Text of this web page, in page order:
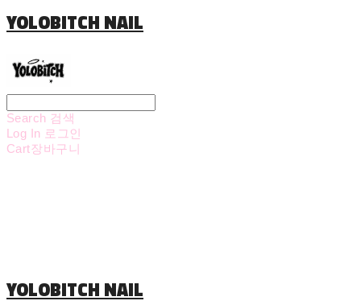
YOLOBITCH NAIL
Search 검색
Log In 로그인
Cart장바구니
YOLOBITCH NAIL